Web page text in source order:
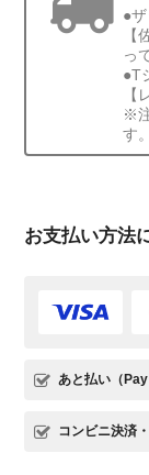
●
っ
●T
※
す。
お支払い方法
あと払い（Pay
コンビニ決済